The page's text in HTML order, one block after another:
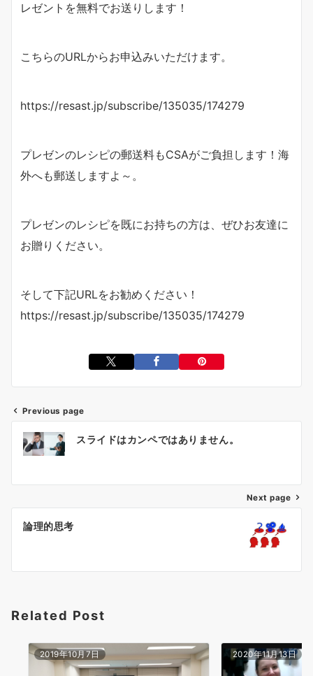
レゼントを無料でお送りします！
こちらのURLからお申込みいただけます。
https://resast.jp/subscribe/135035/174279
プレゼンのレシピの郵送料もCSAがご負担します！海
外へも郵送しますよ～。
プレゼンのレシピを既にお持ちの方は、ぜひお友達に
お贈りください。
そして下記URLをお勧めください！
https://resast.jp/subscribe/135035/174279
ビ
ン
Previous page
スライドはカンペではありません。
Next page
論理的思考
Related Post
2019年10月7日 2020年11月13日